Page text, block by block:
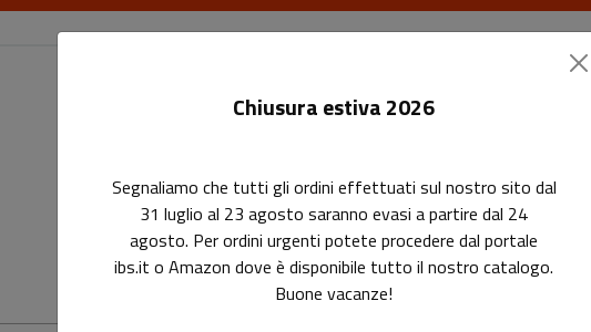
Le riviste I corsi
Chiusura estiva 2026
Segnaliamo che tutti gli ordini effettuati sul nostro sito dal
31 luglio al 23 agosto saranno evasi a partire dal 24
agosto. Per ordini urgenti potete procedere dal portale
ibs.it o Amazon dove è disponibile tutto il nostro catalogo.
Buone vacanze!